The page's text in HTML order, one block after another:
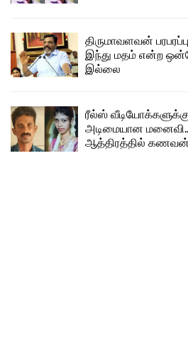
திருமாவளவன்
இந்து மதம் என்ற
இல்லை
ரீல்ஸ்
அடிமையான
ஆத்திரத்தில் கணவன்